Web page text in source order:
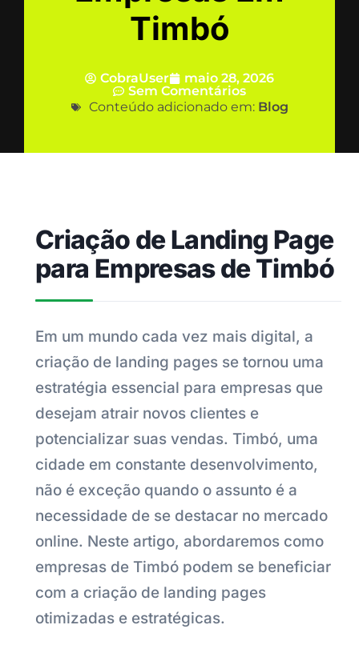
Timbó
CobraUser
maio 28, 2026
Sem Comentários
Conteúdo adicionado em: Blog
Criação de Landing Page
para Empresas de Timbó
Em um mundo cada vez mais digital, a
criação de landing pages se tornou uma
estratégia essencial para empresas que
desejam atrair novos clientes e
potencializar suas vendas. Timbó, uma
cidade em constante desenvolvimento,
não é exceção quando o assunto é a
necessidade de se destacar no mercado
online. Neste artigo, abordaremos como
empresas de Timbó podem se beneficiar
com a criação de landing pages
otimizadas e estratégicas.